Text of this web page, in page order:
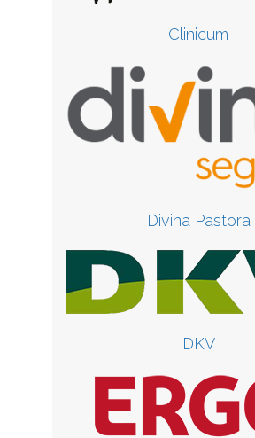
Clinicum
Divina Pastora
DKV